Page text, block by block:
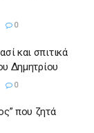
0
και σπιτικά
Δημητρίου
0
που ζητά